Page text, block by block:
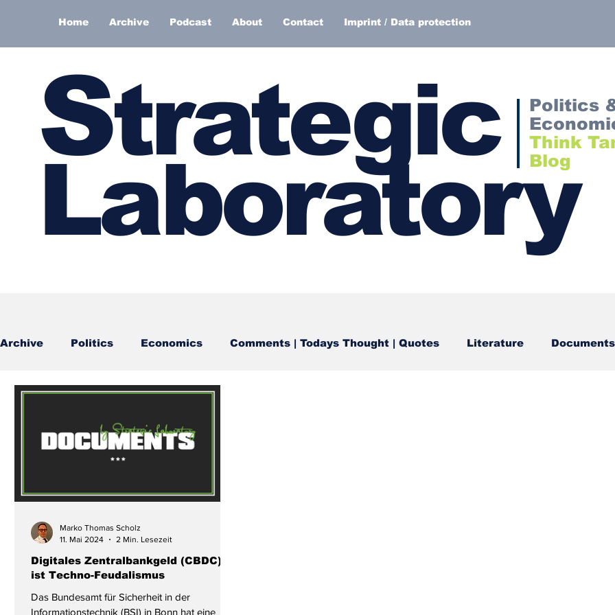
Home Archive Podcast About Contact Imprint / Data protection
Strategic
Laboratory
Politics
Think
Blog
Archive Politics Economics Comments | Todays Thought | Quotes Literature Documents
Digitales Zentralbankgeld (CBDC)
ist Techno-Feudalismus
Das Bundesamt für Sicherheit in der
Informationstechnik (BSI) in Bonn hat eine
Marko Thomas Scholz
11. Mai 2024
2 Min. Lesezeit